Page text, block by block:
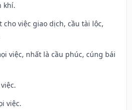
khí.
cho việc giao dịch, cầu tài lộc,
việc, nhất là cầu phúc, cúng bái
việc.